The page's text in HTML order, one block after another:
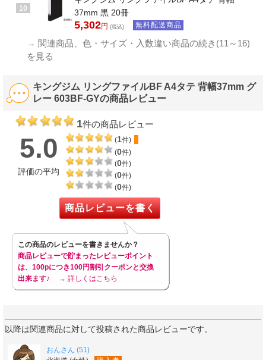
10
37mm 黒 20冊
5,302円 (税込) 無料配送商品
→ 関連商品、色・サイズ・入数違い商品の続き(11～16)
を見る
キングジム リングファイルBF A4タテ 背幅37mm グ
レー 603BF-GYの商品レビュー
1件の商品レビュー
5.0
評価の平均
(1件)
(0件)
(0件)
(0件)
(0件)
商品レビューを書く
この商品のレビューを書きませんか？
商品レビューで貯まったレビューポイント
は、100pにつき100円割引クーポンと交換
出来ます♪
→ 詳しくはこちら
以降は関連商品に対して投稿された商品レビューです。
おんさん (51)